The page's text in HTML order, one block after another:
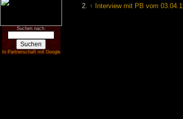
Suchen nach:
In Partnerschaft mit Google
↑
Interview mit PB vom